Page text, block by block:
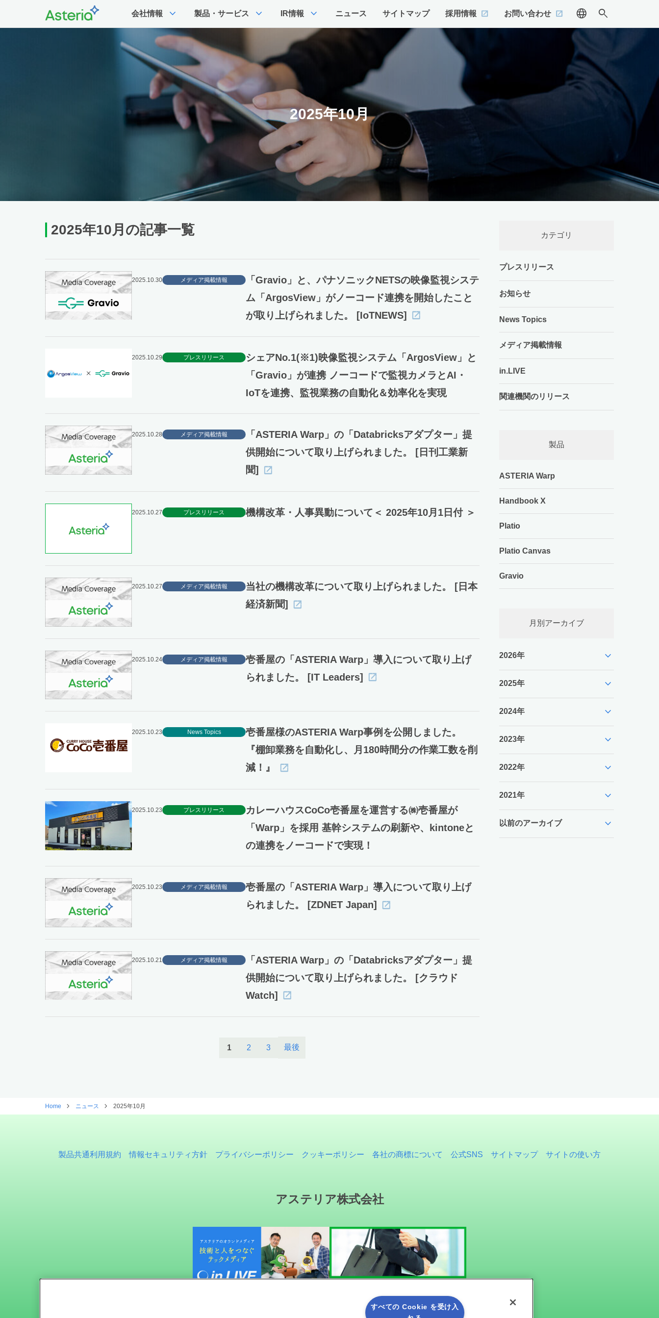
会社情報 expand_more 製品・サービス expand_more IR情報 expand_more ニュース サイトマップ 採用情報 お問い合わせ language search
2025年10月
2025年10月の記事一覧
2025.10.30 メディア掲載情報
「Gravio」と、パナソニックNETSの映像監視システ
ム「ArgosView」がノーコード連携を開始したこと
が取り上げられました。 [IoTNEWS]
2025.10.29 プレスリリース
シェアNo.1(※1)映像監視システム「ArgosView」と
「Gravio」が連携 ノーコードで監視カメラとAI・
IoTを連携、監視業務の自動化＆効率化を実現
2025.10.28 メディア掲載情報
「ASTERIA Warp」の「Databricksアダプター」提
供開始について取り上げられました。 [日刊工業新
聞]
2025.10.27 プレスリリース 機構改革・人事異動について＜ 2025年10月1日付 ＞
2025.10.27 メディア掲載情報
当社の機構改革について取り上げられました。 [日本
経済新聞]
2025.10.24 メディア掲載情報
壱番屋の「ASTERIA Warp」導入について取り上げ
られました。 [IT Leaders]
2025.10.23 News Topics
壱番屋様のASTERIA Warp事例を公開しました。
『棚卸業務を自動化し、月180時間分の作業工数を削
減！』
2025.10.23 プレスリリース
カレーハウスCoCo壱番屋を運営する㈱壱番屋が
「Warp」を採用 基幹システムの刷新や、kintoneと
の連携をノーコードで実現！
2025.10.23 メディア掲載情報
壱番屋の「ASTERIA Warp」導入について取り上げ
られました。 [ZDNET Japan]
2025.10.21 メディア掲載情報
「ASTERIA Warp」の「Databricksアダプター」提
供開始について取り上げられました。 [クラウド
Watch]
1 2 3 最後
カテゴリ
プレスリリース
お知らせ
News Topics
メディア掲載情報
in.LIVE
関連機関のリリース
製品
ASTERIA Warp
Handbook X
Platio
Platio Canvas
Gravio
月別アーカイブ
2026年 expand_more
2025年 expand_more
2024年 expand_more
2023年 expand_more
2022年 expand_more
2021年 expand_more
以前のアーカイブ expand_more
Home ニュース 2025年10月
製品共通利用規約 情報セキュリティ方針 プライバシーポリシー クッキーポリシー 各社の商標について 公式SNS サイトマップ サイトの使い方
アステリア株式会社
すべての Cookie を受け入